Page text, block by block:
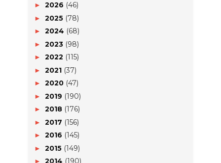
► 2026 (46)
► 2025 (78)
► 2024 (68)
► 2023 (98)
► 2022 (115)
► 2021 (37)
► 2020 (47)
► 2019 (190)
► 2018 (176)
► 2017 (156)
► 2016 (145)
► 2015 (149)
► 2014 (190)